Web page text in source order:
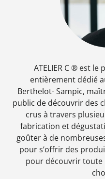
ATELIER C ® est
entièrement dédié
Berthelot- Sampic,
public de découvrir des
crus à travers
fabrication et
goûter à de
pour s’offrir des
pour découvrir toute